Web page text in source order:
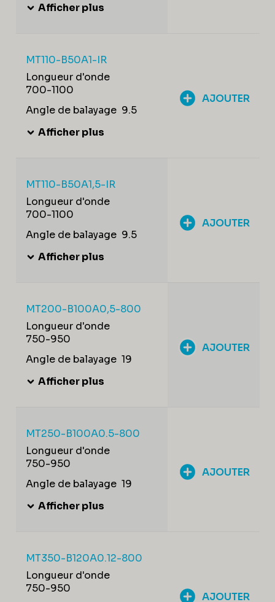
Afficher plus
MT110-B50A1-IR
Longueur d'onde
700-1100
Angle de balayage 9.5
Afficher plus
AJOUTER
MT110-B50A1,5-IR
Longueur d'onde
700-1100
Angle de balayage 9.5
Afficher plus
AJOUTER
MT200-B100A0,5-800
Longueur d'onde
750-950
Angle de balayage 19
Afficher plus
AJOUTER
MT250-B100A0.5-800
Longueur d'onde
750-950
Angle de balayage 19
Afficher plus
AJOUTER
MT350-B120A0.12-800
Longueur d'onde
750-950
AJOUTER